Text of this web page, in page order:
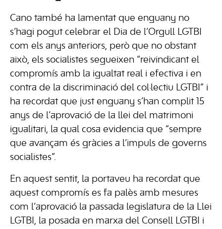
Cano també ha lamentat que enguany no
s’hagi pogut celebrar el Dia de l’Orgull LGTBI
com els anys anteriors, però que no obstant
això, els socialistes segueixen “reivindicant el
compromís amb la igualtat real i efectiva i en
contra de la discriminació del col·lectiu LGTBI” i
ha recordat que just enguany s’han complit 15
anys de l’aprovació de la llei del matrimoni
igualitari, la qual cosa evidencia que “sempre
que avançam és gràcies a l’impuls de governs
socialistes”.
En aquest sentit, la portaveu ha recordat que
aquest compromís es fa palès amb mesures
com l’aprovació la passada legislatura de la Llei
LGTBI, la posada en marxa del Consell LGTBI i